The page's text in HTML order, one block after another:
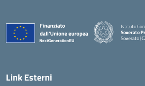
Istituto
Soverato
Soverato
Link Esterni